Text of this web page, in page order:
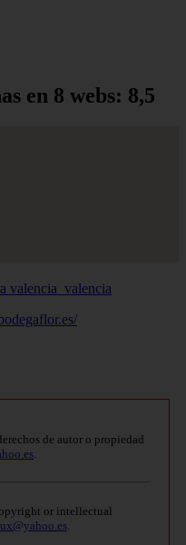
en 8 webs: 8,5
valencia_valencia
de autor o propiedad
or intellectual